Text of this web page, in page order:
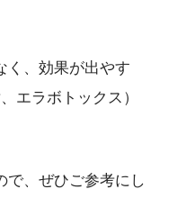
く、効果が出やす
エラボトックス）
で、ぜひご参考にし